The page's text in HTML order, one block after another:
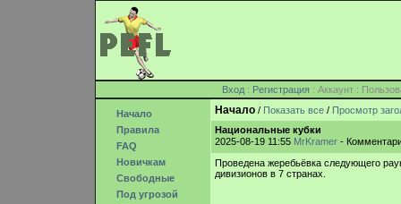
Вход : Регистрация : Аккаунт :
Начало
Правила
FAQ
Новичкам
Свободные
Под угрозой
Начало / Показать все / Просмотр
Национальные кубки
2025-08-19 11:55 MrKramer -
Проведена жеребьёвка следующего
дивизионов в 7 странах.